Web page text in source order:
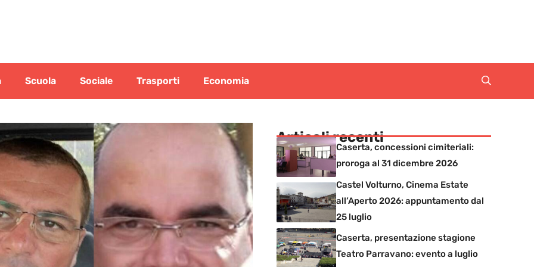
Scuola Sociale Trasporti Economia
Articoli recenti
Caserta, concessioni cimiteriali:
proroga al 31 dicembre 2026
Castel Volturno, Cinema Estate
all’Aperto 2026: appuntamento dal
25 luglio
Caserta, presentazione stagione
Teatro Parravano: evento a luglio